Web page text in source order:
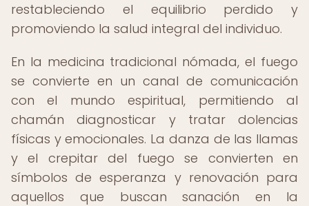
restableciendo el equilibrio perdido y
promoviendo la salud integral del individuo.
En la medicina tradicional nómada, el fuego
se convierte en un canal de comunicación
con el mundo espiritual, permitiendo al
chamán diagnosticar y tratar dolencias
físicas y emocionales. La danza de las llamas
y el crepitar del fuego se convierten en
símbolos de esperanza y renovación para
aquellos que buscan sanación en la